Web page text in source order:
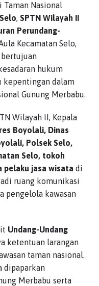
Nasional
, SPTN Wilayah II
Perundang-
Kecamatan Selo,
bertujuan
hukum
kepentingan dalam
Gunung Merbabu.
Wilayah II, Kepala
Boyolali, Dinas
Polsek Selo,
Selo, tokoh
pelaku jasa wisata di
ruang komunikasi
pengelola kawasan
Undang-Undang
ketentuan larangan
taman nasional.
dipaparkan
Merbabu serta